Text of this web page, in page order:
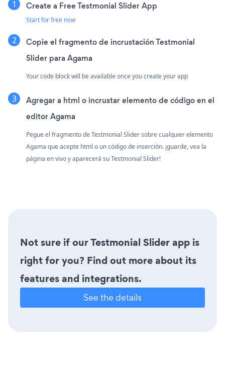
Create a Free Testmonial Slider App
Start for free now
Copie el fragmento de incrustación Testmonial
Slider para Agama
Your code block will be available once you create your app
Agregar a html o incrustar elemento de código en el
editor Agama
Pegue el fragmento de Testmonial Slider sobre cualquier elemento
Agama que acepte html o un código de inserción. ¡guarde, vea la
página en vivo y aparecerá su Testmonial Slider!
Not sure if our Testmonial Slider app is
right for you? Find out more about its
features and integrations.
See the details